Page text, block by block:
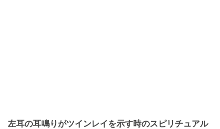
左耳の耳鳴りがツインレイを示す時のスピリチュアル